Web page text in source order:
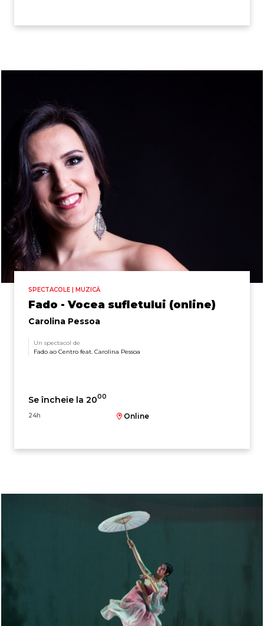
SPECTACOLE | MUZICĂ
Fado - Vocea sufletului (online)
Carolina Pessoa
Un spectacol de
Fado ao Centro feat. Carolina Pessoa
Se încheie la 2000
24h Online